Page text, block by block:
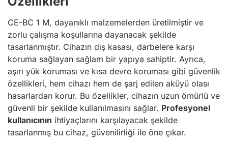
CE-BC 1 M, dayanıklı malzemelerden üretilmiştir ve
zorlu çalışma koşullarına dayanacak şekilde
tasarlanmıştır. Cihazın dış kasası, darbelere karşı
koruma sağlayan sağlam bir yapıya sahiptir. Ayrıca,
aşırı yük koruması ve kısa devre koruması gibi güvenlik
özellikleri, hem cihazı hem de şarj edilen aküyü olası
hasarlardan korur. Bu özellikler, cihazın uzun ömürlü ve
güvenli bir şekilde kullanılmasını sağlar. Profesyonel
kullanıcının ihtiyaçlarını karşılayacak şekilde
tasarlanmış bu cihaz, güvenilirliği ile öne çıkar.